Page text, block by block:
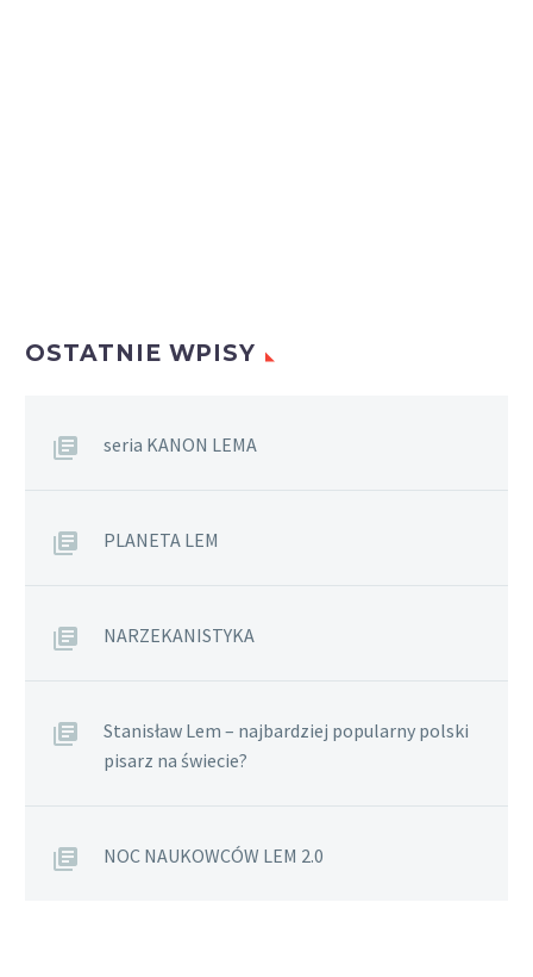
OSTATNIE WPISY
seria KANON LEMA
PLANETA LEM
NARZEKANISTYKA
Stanisław Lem – najbardziej popularny polski
pisarz na świecie?
NOC NAUKOWCÓW LEM 2.0